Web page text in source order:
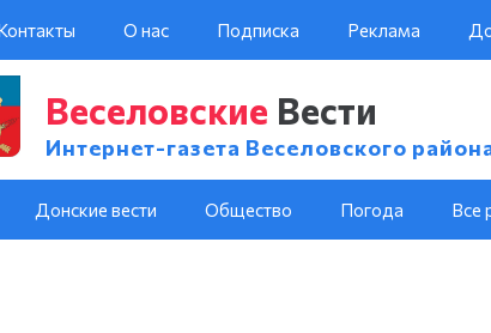
О нас Подписка Реклама
Веселовские Вести
Интернет-газета Веселовского
Донские вести Общество Погода Все